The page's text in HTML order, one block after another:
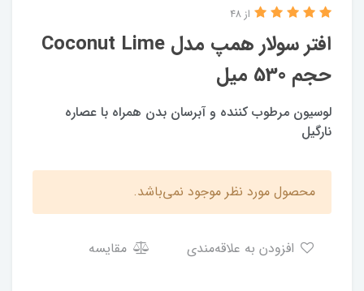
افتر سولار همپ مدل Coconut Lime
حجم 530 میل
از 48
لوسیون مرطوب کننده و آبرسان بدن همراه با عصاره
نارگیل
محصول مورد نظر موجود نمی‌باشد.
مقایسه